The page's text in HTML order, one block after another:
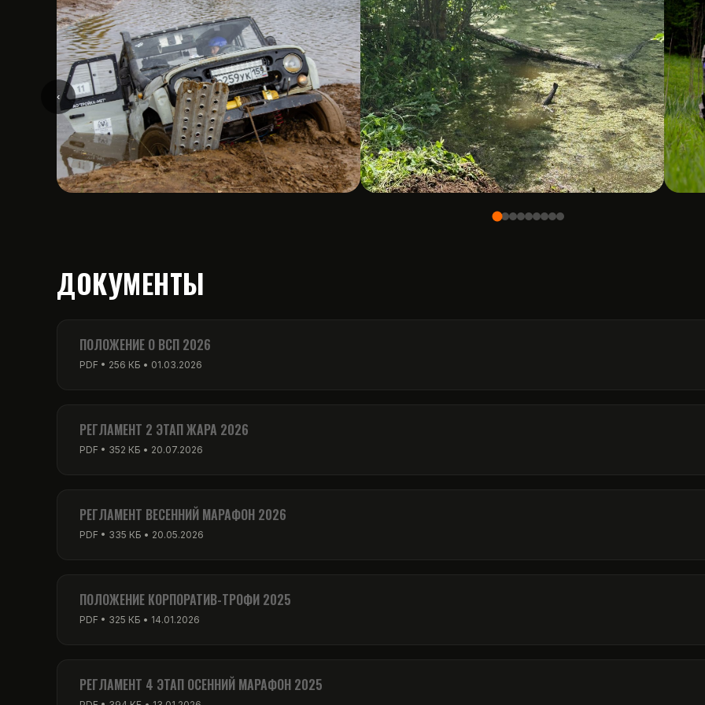
‹
ДОКУМЕНТЫ
ПОЛОЖЕНИЕ О ВСП 2026
PDF • 256 КБ • 01.03.2026
РЕГЛАМЕНТ 2 ЭТАП ЖАРА 2026
PDF • 352 КБ • 20.07.2026
РЕГЛАМЕНТ ВЕСЕННИЙ МАРАФОН 2026
PDF • 335 КБ • 20.05.2026
ПОЛОЖЕНИЕ КОРПОРАТИВ-ТРОФИ 2025
PDF • 325 КБ • 14.01.2026
РЕГЛАМЕНТ 4 ЭТАП ОСЕННИЙ МАРАФОН 2025